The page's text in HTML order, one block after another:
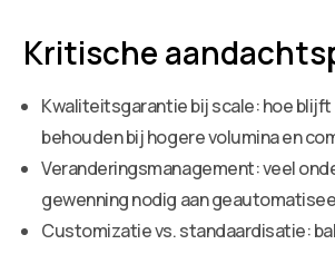
Kritische
Kwaliteitsgarantie bij scale: hoe
behouden bij hogere volumina en
Veranderingsmanagement: veel
gewenning nodig aan
Customizatie vs. standaardisatie: